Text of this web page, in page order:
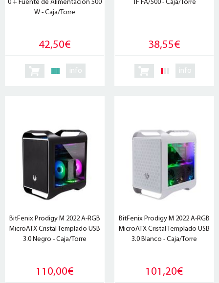
0 + Fuente de Alimentación 500
W - Caja/Torre
42,50€
info
1F FA/500 - Caja/Torre
38,55€
info
BitFenix Prodigy M 2022 A-RGB
MicroATX Cristal Templado USB
3.0 Negro - Caja/Torre
110,00€
BitFenix Prodigy M 2022 A-RGB
MicroATX Cristal Templado USB
3.0 Blanco - Caja/Torre
101,20€